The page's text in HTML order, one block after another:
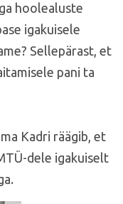
hoolealuste
igakuisele
Sellepärast, et
pani ta
Kadri räägib, et
dele igakuiselt